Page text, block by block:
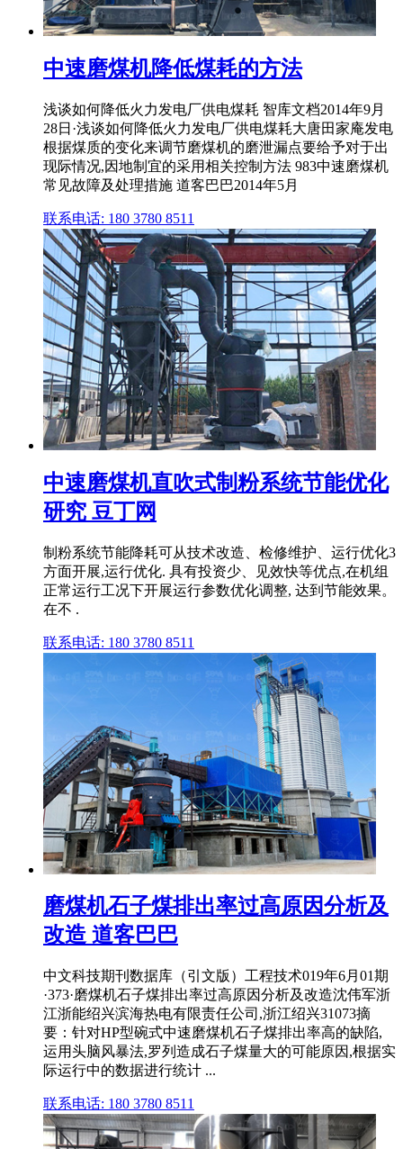
中速磨煤机降低煤耗的方法
浅谈如何降低火力发电厂供电煤耗 智库文档2014年9月
28日·浅谈如何降低火力发电厂供电煤耗大唐田家庵发电
根据煤质的变化来调节磨煤机的磨泄漏点要给予对于出
现际情况,因地制宜的采用相关控制方法 983中速磨煤机
常见故障及处理措施 道客巴巴2014年5月
联系电话: 180 3780 8511
中速磨煤机直吹式制粉系统节能优化
研究 豆丁网
制粉系统节能降耗可从技术改造、检修维护、运行优化3
方面开展,运行优化. 具有投资少、见效快等优点,在机组
正常运行工况下开展运行参数优化调整, 达到节能效果。
在不 .
联系电话: 180 3780 8511
磨煤机石子煤排出率过高原因分析及
改造 道客巴巴
中文科技期刊数据库（引文版）工程技术019年6月01期
·373·磨煤机石子煤排出率过高原因分析及改造沈伟军浙
江浙能绍兴滨海热电有限责任公司,浙江绍兴31073摘
要：针对HP型碗式中速磨煤机石子煤排出率高的缺陷,
运用头脑风暴法,罗列造成石子煤量大的可能原因,根据实
际运行中的数据进行统计 ...
联系电话: 180 3780 8511